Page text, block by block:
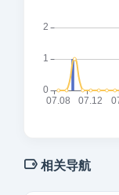
相关导航